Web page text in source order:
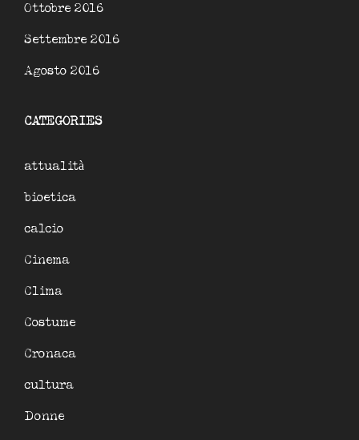
Ottobre 2016
Settembre 2016
Agosto 2016
CATEGORIES
attualità
bioetica
calcio
Cinema
Clima
Costume
Cronaca
cultura
Donne